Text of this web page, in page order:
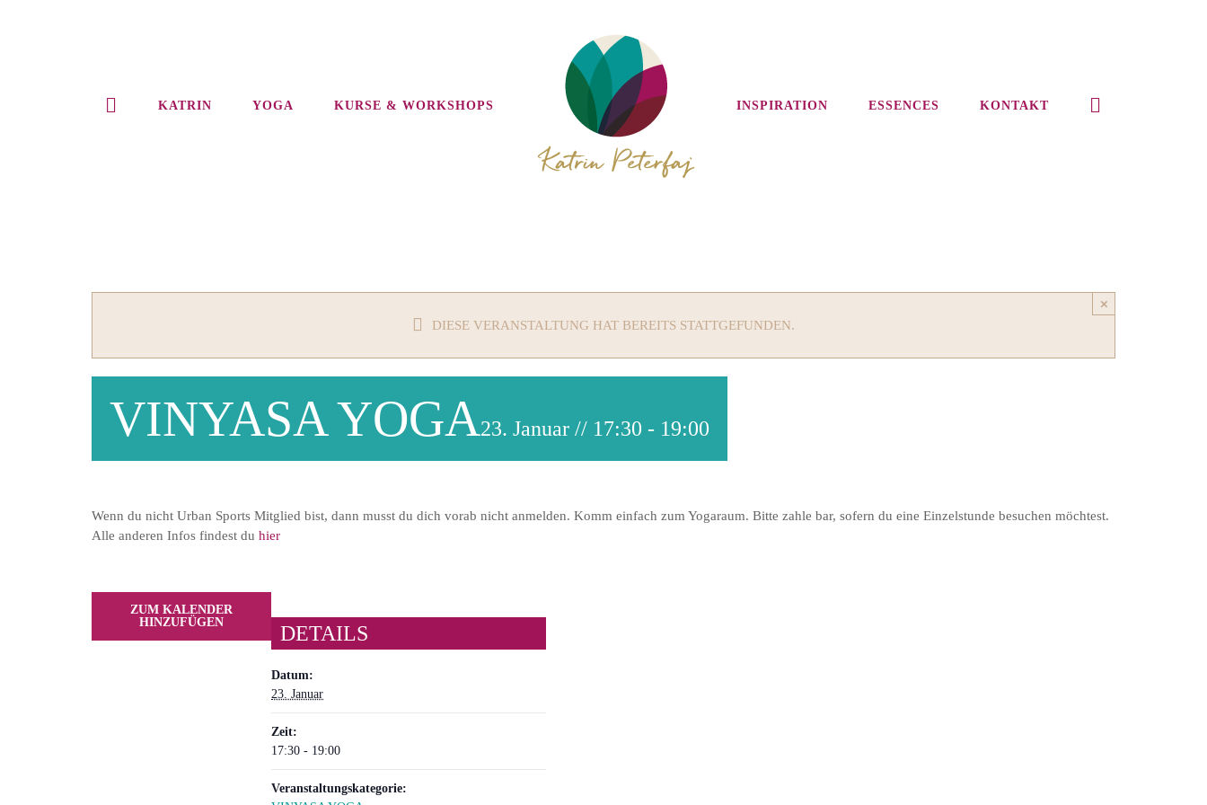
KATRIN YOGA KURSE & WORKSHOPS INSPIRATION ESSENCES KONTAKT
DIESE VERANSTALTUNG HAT BEREITS STATTGEFUNDEN.
×
VINYASA YOGA23. Januar // 17:30 - 19:00
Wenn du nicht Urban Sports Mitglied bist, dann musst du dich vorab nicht anmelden. Komm einfach zum Yogaraum. Bitte zahle bar, sofern du eine Einzelstunde besuchen möchtest.
Alle anderen Infos findest du hier
ZUM KALENDER
HINZUFÜGEN
DETAILS
Datum:
23. Januar
Zeit:
17:30 - 19:00
Veranstaltungskategorie: